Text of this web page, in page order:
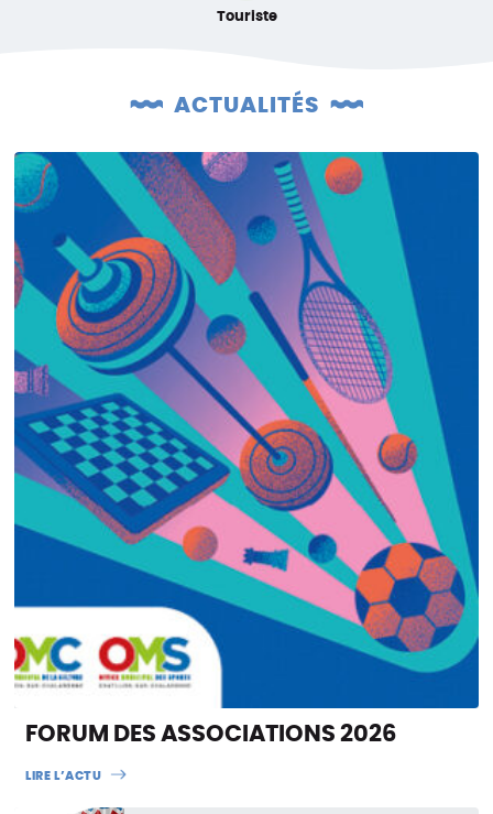
Touriste
ACTUALITÉS
FORUM DES ASSOCIATIONS 2026
LIRE L’ACTU